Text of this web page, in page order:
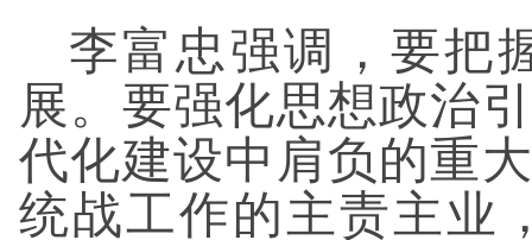
李富忠强调，要把
展。要强化思想政治
代化建设中肩负的重
统战工作的主责主业